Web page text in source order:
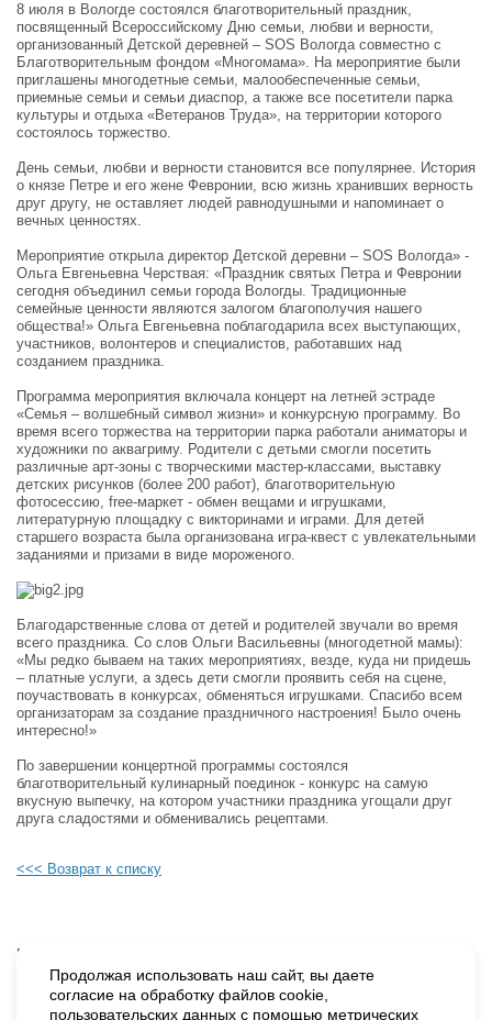
8 июля в Вологде состоялся благотворительный праздник,
посвященный Всероссийскому Дню семьи, любви и верности,
организованный Детской деревней – SOS Вологда совместно с
Благотворительным фондом «Многомама». На мероприятие были
приглашены многодетные семьи, малообеспеченные семьи,
приемные семьи и семьи диаспор, а также все посетители парка
культуры и отдыха «Ветеранов Труда», на территории которого
состоялось торжество.
День семьи, любви и верности становится все популярнее. История
о князе Петре и его жене Февронии, всю жизнь хранивших верность
друг другу, не оставляет людей равнодушными и напоминает о
вечных ценностях.
Мероприятие открыла директор Детской деревни – SOS Вологда» -
Ольга Евгеньевна Черствая: «Праздник святых Петра и Февронии
сегодня объединил семьи города Вологды. Традиционные
семейные ценности являются залогом благополучия нашего
общества!» Ольга Евгеньевна поблагодарила всех выступающих,
участников, волонтеров и специалистов, работавших над
созданием праздника.
Программа мероприятия включала концерт на летней эстраде
«Семья – волшебный символ жизни» и конкурсную программу. Во
время всего торжества на территории парка работали аниматоры и
художники по аквагриму. Родители с детьми смогли посетить
различные арт-зоны c творческими мастер-классами, выставку
детских рисунков (более 200 работ), благотворительную
фотосессию, free-маркет - обмен вещами и игрушками,
литературную площадку с викторинами и играми. Для детей
старшего возраста была организована игра-квест с увлекательными
заданиями и призами в виде мороженого.
Благодарственные слова от детей и родителей звучали во время
всего праздника. Со слов Ольги Васильевны (многодетной мамы):
«Мы редко бываем на таких мероприятиях, везде, куда ни придешь
– платные услуги, а здесь дети смогли проявить себя на сцене,
поучаствовать в конкурсах, обменяться игрушками. Спасибо всем
организаторам за создание праздничного настроения! Было очень
интересно!»
По завершении концертной программы состоялся
благотворительный кулинарный поединок - конкурс на самую
вкусную выпечку, на котором участники праздника угощали друг
друга сладостями и обменивались рецептами.
<<< Возврат к списку
Будьте в курсе наших событий, подпишитесь на новости и акции
Продолжая использовать наш сайт, вы даете
согласие на обработку файлов cookie,
пользовательских данных с помощью метрических